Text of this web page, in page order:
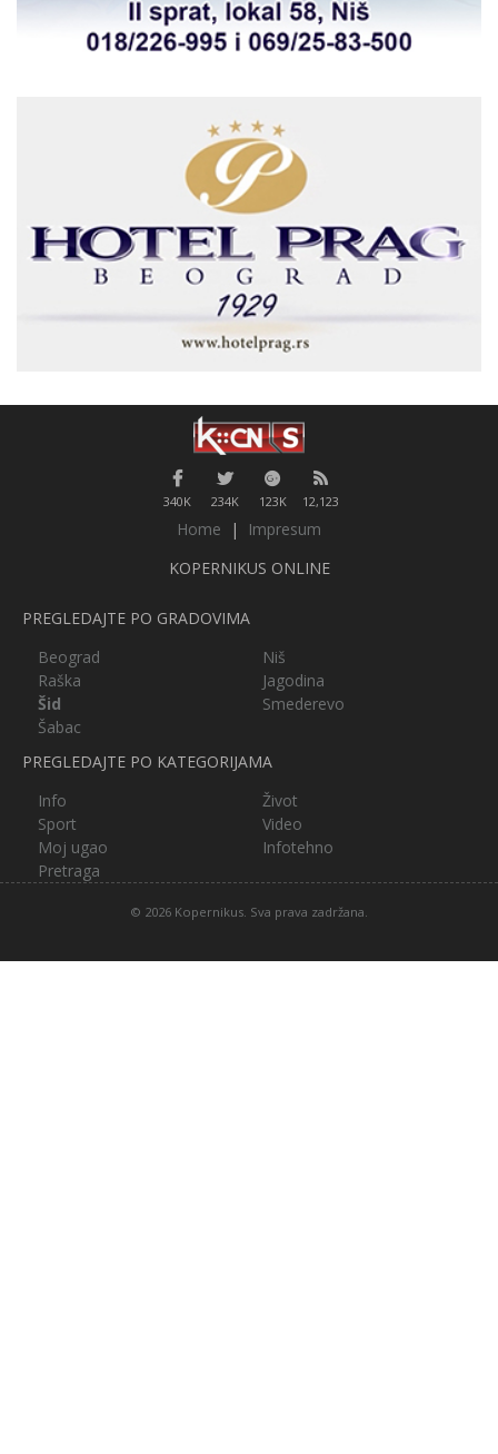
340K 234K 123K 12,123
Home |
Impresum
KOPERNIKUS ONLINE
PREGLEDAJTE PO GRADOVIMA
Beograd
Niš
Raška
Jagodina
Šid
Smederevo
Šabac
PREGLEDAJTE PO KATEGORIJAMA
Info
Život
Sport
Video
Moj ugao
Infotehno
Pretraga
© 2026 Kopernikus. Sva prava zadržana.